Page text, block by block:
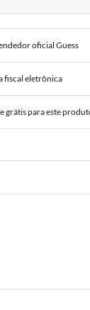
oficial Guess
fiscal eletrônica
grátis para este